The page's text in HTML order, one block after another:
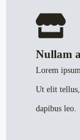
Nullam
Lorem
Ut elit
dapibus leo.